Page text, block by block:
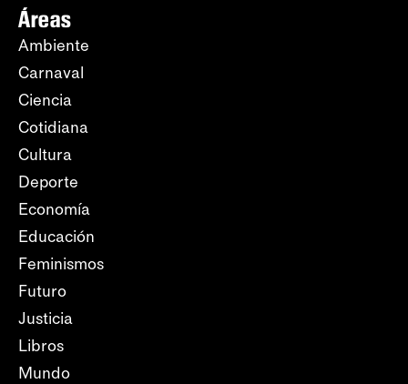
Áreas
Ambiente
Carnaval
Ciencia
Cotidiana
Cultura
Deporte
Economía
Educación
Feminismos
Futuro
Justicia
Libros
Mundo